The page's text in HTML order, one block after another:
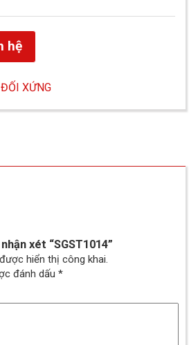
hệ
XỨNG
xét “SGST1014”
hiển thị công khai.
đánh dấu *